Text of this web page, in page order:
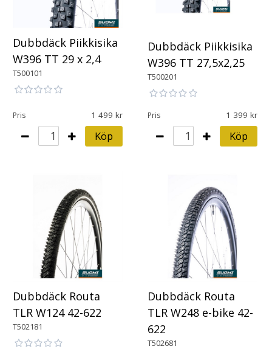
Dubbdäck Piikkisika
W396 TT 29 x 2,4
T500101
Pris 1 499
Köp
Dubbdäck Piikkisika
W396 TT 27,5x2,25
T500201
Pris 1 399
Köp
Dubbdäck Routa
TLR W124 42-622
T502181
Dubbdäck Routa
TLR W248 e-bike 42-
622
T502681